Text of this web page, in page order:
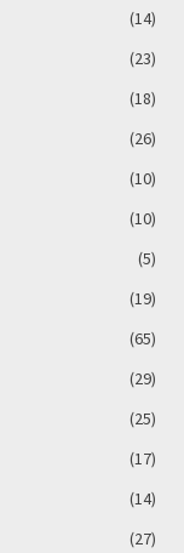
(14)
(23)
(18)
(26)
(10)
(10)
(5)
(19)
(65)
(29)
(25)
(17)
(14)
(27)